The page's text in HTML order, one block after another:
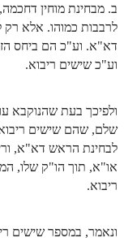
ב. מבחינת מוחין
לרבבות כמוהו. אלא
דא"א. וע"כ הם ביחס
וע"כ שישים ריבוא.
ולפיכך בעת שהנוקבא
שלם, שהם שישים
לבחינת הראש דא"א,
או"א, תוך הו"ק שלו,
ריבוא.
ונאמר, במספר שישים